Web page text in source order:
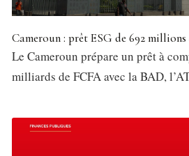
Cameroun : prêt ESG de 692 millions
Le Cameroun prépare un prêt à
milliards de FCFA avec la BAD,